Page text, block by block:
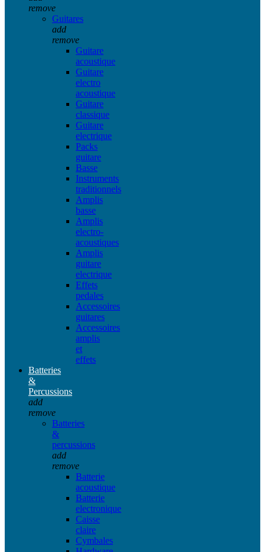
remove
Guitares
add
remove
Guitare
acoustique
Guitare
electro
acoustique
Guitare
classique
Guitare
electrique
Packs
guitare
Basse
Instruments
traditionnels
Amplis
basse
Amplis
electro-
acoustiques
Amplis
guitare
electrique
Effets
pedales
Accessoires
guitares
Accessoires
amplis
et
effets
Batteries
&
Percussions
add
remove
Batteries
&
percussions
add
remove
Batterie
acoustique
Batterie
electronique
Caisse
claire
Cymbales